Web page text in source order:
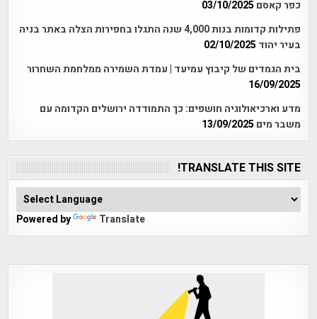
כפר קאסם 03/10/2025
פתילות קדומות בנות 4,000 שנה התגלו בחפירות הצלה באתר בניה
בעיר יהוד 02/10/2025
בית הגמדים של קיבוץ עמיעד | עמדת השמירה ממלחמת השחרור
16/09/2025
מדע וארכיאולוגיה חושפים: כך התמודדה ירושלים הקדומה עם
משבר מים 13/09/2025
TRANSLATE THIS SITE!
Powered by Translate